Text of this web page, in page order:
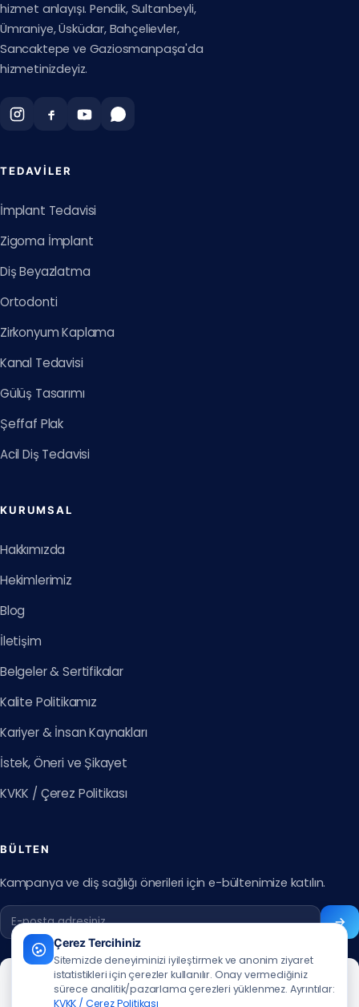
hizmet anlayışı. Pendik, Sultanbeyli,
Ümraniye, Üsküdar, Bahçelievler,
Sancaktepe ve Gaziosmanpaşa'da
hizmetinizdeyiz.
TEDAVILER
İmplant Tedavisi
Zigoma İmplant
Diş Beyazlatma
Ortodonti
Zirkonyum Kaplama
Kanal Tedavisi
Gülüş Tasarımı
Şeffaf Plak
Acil Diş Tedavisi
KURUMSAL
Hakkımızda
Hekimlerimiz
Blog
İletişim
Belgeler & Sertifikalar
Kalite Politikamız
Kariyer & İnsan Kaynakları
İstek, Öneri ve Şikayet
KVKK / Çerez Politikası
BÜLTEN
Kampanya ve diş sağlığı önerileri için e-bültenimize katılın.
Çerez Tercihiniz
Sitemizde deneyiminizi iyileştirmek ve anonim ziyaret
istatistikleri için çerezler kullanılır. Onay vermediğiniz
sürece analitik/pazarlama çerezleri yüklenmez. Ayrıntılar:
KVKK / Çerez Politikası